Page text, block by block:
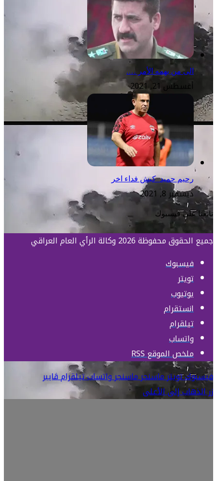
الى من يهمه الأمر ….
أغسطس 21, 2021
رحيم حميد_كبش فداء اخر
ديسمبر 8, 2021
تابعنا على فيسبوك
جميع الحقوق محفوظة 2026 وكالة الرأي العام العراقي
فيسبوك
تويتر
يوتيوب
انستقرام
تيلقرام
واتساب
ملخص الموقع RSS
فيسبوكتويترماسنجرماسنجرواتسابتيلقرامڤايبر
زر الذهاب إلى الأعلى